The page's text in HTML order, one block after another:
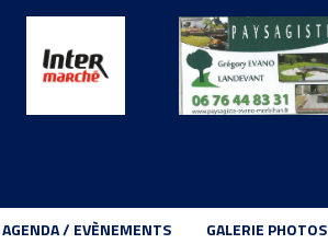
AGENDA / EVÈNEMENTS GALERIE PHOTOS